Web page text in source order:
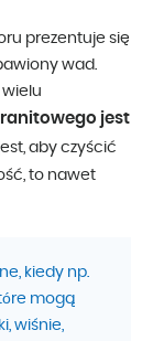
prezentuje się
wad.
wielu
jest
aby czyścić
to nawet
kiedy np.
mogą
wiśnie,